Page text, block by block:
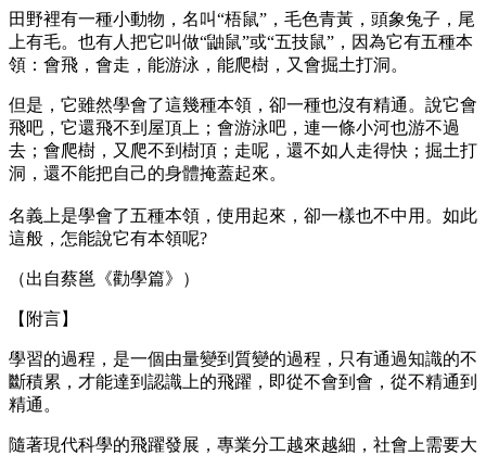
田野裡有一種小動物，名叫“梧鼠”，毛色青黃，頭象兔子，尾
上有毛。也有人把它叫做“鼬鼠”或“五技鼠”，因為它有五種本
領：會飛，會走，能游泳，能爬樹，又會掘土打洞。
但是，它雖然學會了這幾種本領，卻一種也沒有精通。說它會
飛吧，它還飛不到屋頂上；會游泳吧，連一條小河也游不過
去；會爬樹，又爬不到樹頂；走呢，還不如人走得快；掘土打
洞，還不能把自己的身體掩蓋起來。
名義上是學會了五種本領，使用起來，卻一樣也不中用。如此
這般，怎能說它有本領呢?
（出自蔡邕《勸學篇》）
【附言】
學習的過程，是一個由量變到質變的過程，只有通過知識的不
斷積累，才能達到認識上的飛躍，即從不會到會，從不精通到
精通。
隨著現代科學的飛躍發展，專業分工越來越細，社會上需要大